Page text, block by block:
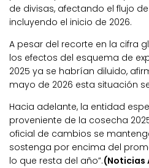
de divisas, afectando el flujo
incluyendo el inicio de 2026.
A pesar del recorte en la cifra
los efectos del esquema de
2025 ya se habrían diluido,
mayo de 2026 esta situación
Hacia adelante, la entidad
proveniente de la cosecha
oficial de cambios se
sostenga por encima del
lo que resta del año”.(Noticias